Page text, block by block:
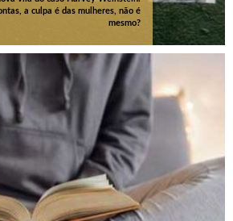
a culpa é das mulheres, não é
mesmo?